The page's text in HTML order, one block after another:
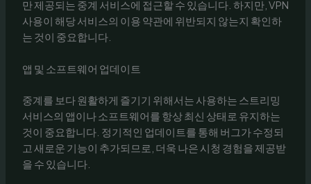
만 제공되는 중계 서비스에 접근할 수 있습니다. 하지만, VPN
사용이 해당 서비스의 이용 약관에 위반되지 않는지 확인하
는 것이 중요합니다.
앱 및 소프트웨어 업데이트
중계를 보다 원활하게 즐기기 위해서는 사용하는 스트리밍
서비스의 앱이나 소프트웨어를 항상 최신 상태로 유지하는
것이 중요합니다. 정기적인 업데이트를 통해 버그가 수정되
고 새로운 기능이 추가되므로, 더욱 나은 시청 경험을 제공받
을 수 있습니다.